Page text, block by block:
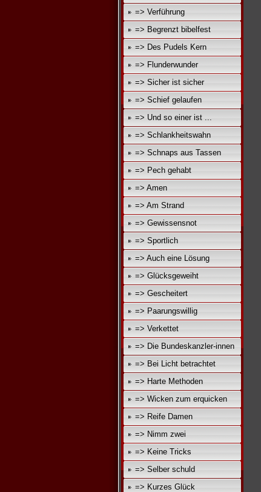
=> Verführung
=> Begrenzt bibelfest
=> Des Pudels Kern
=> Flunderwunder
=> Sicher ist sicher
=> Schief gelaufen
=> Und so einer ist ...
=> Schlankheitswahn
=> Schnaps aus Tassen
=> Pech gehabt
=> Amen
=> Am Strand
=> Gewissensnot
=> Sportlich
=> Auch eine Lösung
=> Glücksgeweiht
=> Gescheitert
=> Paarungswillig
=> Verkettet
=> Die Bundeskanzler-innen
=> Bei Licht betrachtet
=> Harte Methoden
=> Wicken zum erquicken
=> Reife Damen
=> Nimm zwei
=> Keine Tricks
=> Selber schuld
=> Kurzes Glück